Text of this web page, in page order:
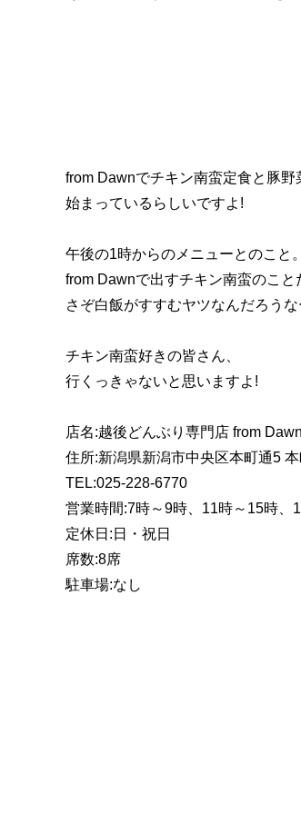
from Dawnでチキン南蛮定食と豚野
始まっているらしいですよ!
午後の1時からのメニューとのこと。
from Dawnで出すチキン南蛮のこと
さぞ白飯がすすむヤツなんだろうな
チキン南蛮好きの皆さん、
行くっきゃないと思いますよ!
店名:越後どんぶり専門店 from Dawn
住所:新潟県新潟市中央区本町通5
TEL:025-228-6770
営業時間:7時～9時、11時～15時、
定休日:日・祝日
席数:8席
駐車場:なし